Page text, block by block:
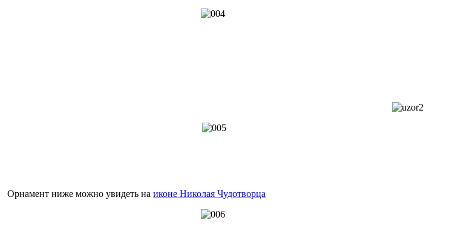
Орнамент ниже можно увидеть на иконе Николая Чудотворца